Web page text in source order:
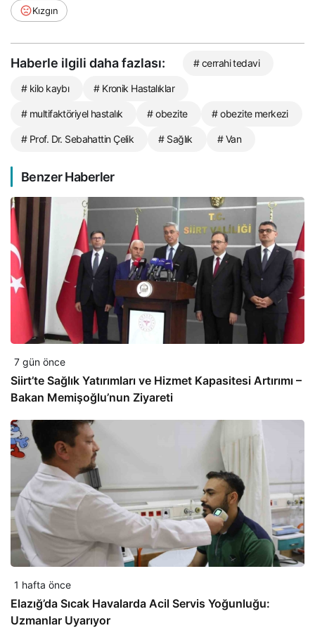
Kızgın
Haberle ilgili daha fazlası: # cerrahi tedavi
# kilo kaybı # Kronik Hastalıklar
# multifaktöriyel hastalık # obezite # obezite merkezi
# Prof. Dr. Sebahattin Çelik # Sağlık # Van
Benzer Haberler
7 gün önce
Siirt’te Sağlık Yatırımları ve Hizmet Kapasitesi Artırımı –
Bakan Memişoğlu’nun Ziyareti
1 hafta önce
Elazığ’da Sıcak Havalarda Acil Servis Yoğunluğu:
Uzmanlar Uyarıyor